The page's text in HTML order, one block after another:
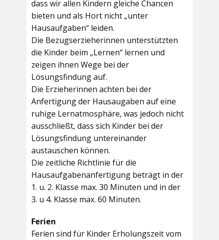
dass wir allen Kindern gleiche Chancen
bieten und als Hort nicht „unter
Hausaufgaben“ leiden.
Die Bezugserzieherinnen unterstützten
die Kinder beim „Lernen“ lernen und
zeigen ihnen Wege bei der
Lösungsfindung auf.
Die Erzieherinnen achten bei der
Anfertigung der Hausaugaben auf eine
ruhige Lernatmosphäre, was jedoch nicht
ausschließt, dass sich Kinder bei der
Lösungsfindung untereinander
austauschen können.
Die zeitliche Richtlinie für die
Hausaufgabenanfertigung beträgt in der
1. u. 2. Klasse max. 30 Minuten und in der
3. u 4. Klasse max. 60 Minuten.
Ferien
Ferien sind für Kinder Erholungszeit vom